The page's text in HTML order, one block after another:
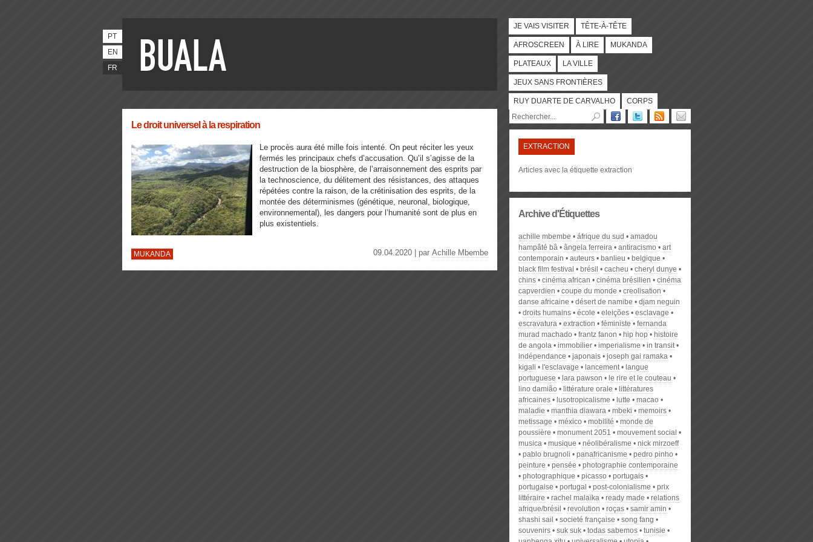
PT
EN
FR
JE VAIS VISITER TÊTE-À-TÊTE
AFROSCREEN À LIRE MUKANDA
PLATEAUX LA VILLE
JEUX SANS FRONTIÈRES
RUY DUARTE DE CARVALHO CORPS
Le droit universel à la respiration
Le procès aura été mille fois intenté. On peut réciter les yeux
fermés les principaux chefs d’accusation. Qu’il s’agisse de la
destruction de la biosphère, de l’arraisonnement des esprits par
la technoscience, du délitement des résistances, des attaques
répétées contre la raison, de la crétinisation des esprits, de la
montée des déterminismes (génétique, neuronal, biologique,
environnemental), les dangers pour l’humanité sont de plus en
plus existentiels.
MUKANDA 09.04.2020 | par Achille Mbembe
EXTRACTION
Articles avec la étiquette extraction
Archive d'Étiquettes
achille mbembe áfrique du sud
amadou
hampâté bâ
ângela ferreira antiracismo
art
contemporain
auteurs banlieu
belgique
black film festival
brésil cacheu
cheryl dunye
chins
cinéma african cinéma brésilien
cinéma
capverdien
coupe du monde
creolisation
danse africaine
désert de namibe
djam neguin
droits humains
école eleições
esclavage
escravatura
extraction féministe
fernanda
murad machado
frantz fanon hip hop
histoire
de angola
immobilier imperialisme
in transit
indépendance
japonais
joseph gai ramaka
kigali
l'esclavage lancement
langue
portuguese
lara pawson
le rire et le couteau
lino damião
littérature orale
littératures
africaines
lusotropicalisme lutte
macao
maladie
manthia diawara mbeki
memoirs
metissage
méxico mobilité
monde de
poussière
monument 2051
mouvement social
musica
musique néolibéralisme
nick mirzoeff
pablo brugnoli
panafricanisme
pedro pinho
peinture
pensée
photographie contemporaine
photographique
picasso
portugais
portugaise
portugal post-colonialisme
prix
littéraire
rachel malaïka ready made
relations
afrique/brésil
revolution roças
samir amin
shashi sail
societé française
song fang
souvenirs
suk suk todas sabemos
tunisie